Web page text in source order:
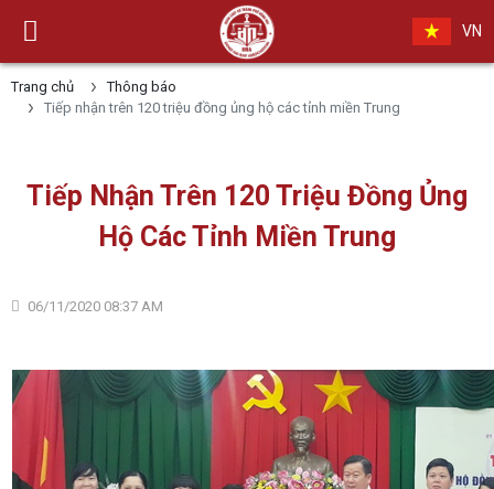
VN
Trang chủ
Thông báo
Tiếp nhận trên 120 triệu đồng ủng hộ các tỉnh miền Trung
Tiếp Nhận Trên 120 Triệu Đồng Ủng
Hộ Các Tỉnh Miền Trung
06/11/2020 08:37 AM